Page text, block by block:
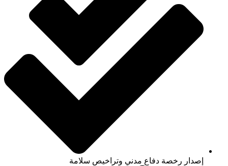
إصدار رخصة دفاع مدني وتراخيص سلامة